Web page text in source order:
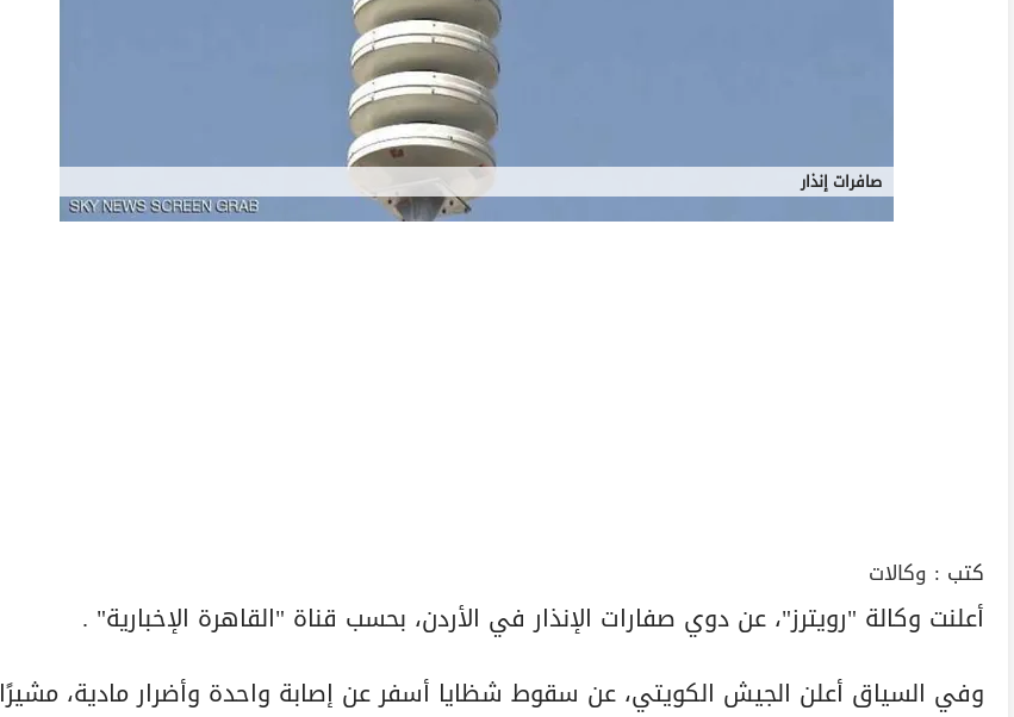
صافرات إنذار
كتب : وكالات
أعلنت وكالة "رويترز"، عن دوي صفارات الإنذار في الأردن، بحسب قناة "القاهرة الإخبارية" .
وفي السياق أعلن الجيش الكويتي، عن سقوط شظايا أسفر عن إصابة واحدة وأضرار مادية، مشيرًا